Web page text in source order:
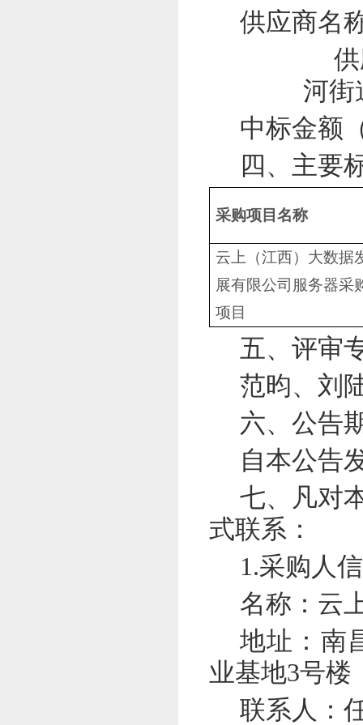
供应商名
河街
中标金额
四、主要
采购项目名称
云上（江西）大数据
展有限公司服务器采
项目
五、评审
范昀、刘
六、公告
自本公告
七、凡对
式联系：
1.采购人
名称： 云
地址：南
业基地3号楼
联系人：